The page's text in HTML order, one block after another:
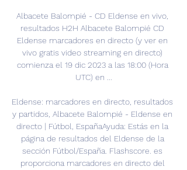
Albacete Balompié - CD Eldense en vivo,
resultados H2H Albacete Balompié CD
Eldense marcadores en directo (y ver en
vivo gratis video streaming en directo)
comienza el 19 dic 2023 a las 18:00 (Hora
UTC) en ...
Eldense: marcadores en directo, resultados
y partidos, Albacete Balompié - Eldense en
directo | Fútbol, EspañaAyuda: Estás en la
página de resultados del Eldense de la
sección Fútbol/España. Flashscore. es
proporciona marcadores en directo del